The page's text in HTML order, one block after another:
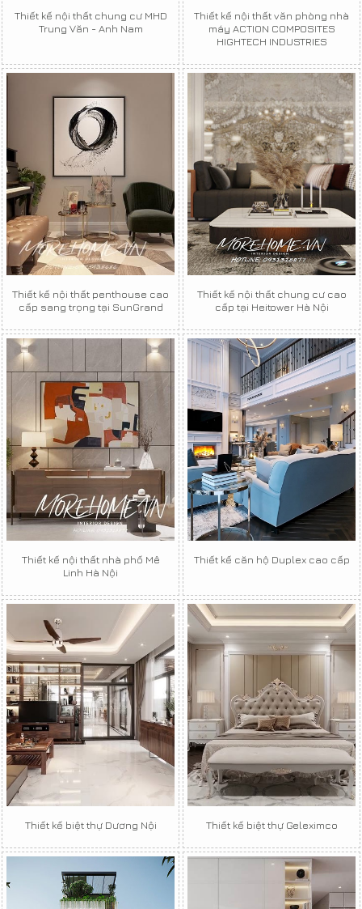
Thiết kế nội thất chung cư MHD
Trung Văn - Anh Nam
Thiết kế nội thất văn phòng nhà
máy ACTION COMPOSITES
HIGHTECH INDUSTRIES
Thiết kế nội thất penthouse cao
cấp sang trọng tại SunGrand
Thiết kế nội thất chung cư cao
cấp tại Heitower Hà Nội
Thiết kế nội thất nhà phố Mê
Linh Hà Nội
Thiết kế căn hộ Duplex cao cấp
Thiết kế biệt thự Dương Nội Thiết kế biệt thự Geleximco